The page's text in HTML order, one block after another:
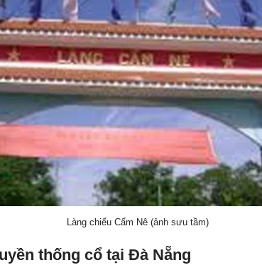
Làng chiếu Cẩm Nê (ảnh sưu tầm)
thống cổ tại Đà Nẵng